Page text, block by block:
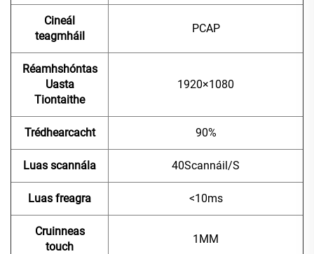
Cineál
teagmháil
PCAP
Réamhshóntas
Uasta
Tiontaithe
1920×1080
Trédhearcacht 90%
Luas scannála 40Scannáil/S
Luas freagra <10ms
Cruinneas
touch
1MM